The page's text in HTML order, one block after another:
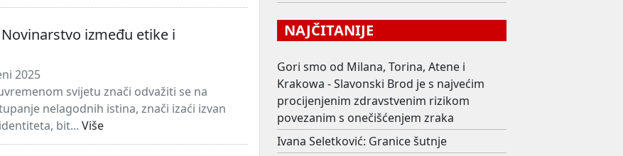
između etike i
2025
svijetu znači odvažiti se na
nelagodnih istina, znači izaći izvan
bit... Više
NAJČITANIJE
Gori smo od Milana, Torina, Atene i
Krakowa - Slavonski Brod je s najvećim
procijenjenim zdravstvenim rizikom
povezanim s onečišćenjem zraka
Ivana Seletković: Granice šutnje